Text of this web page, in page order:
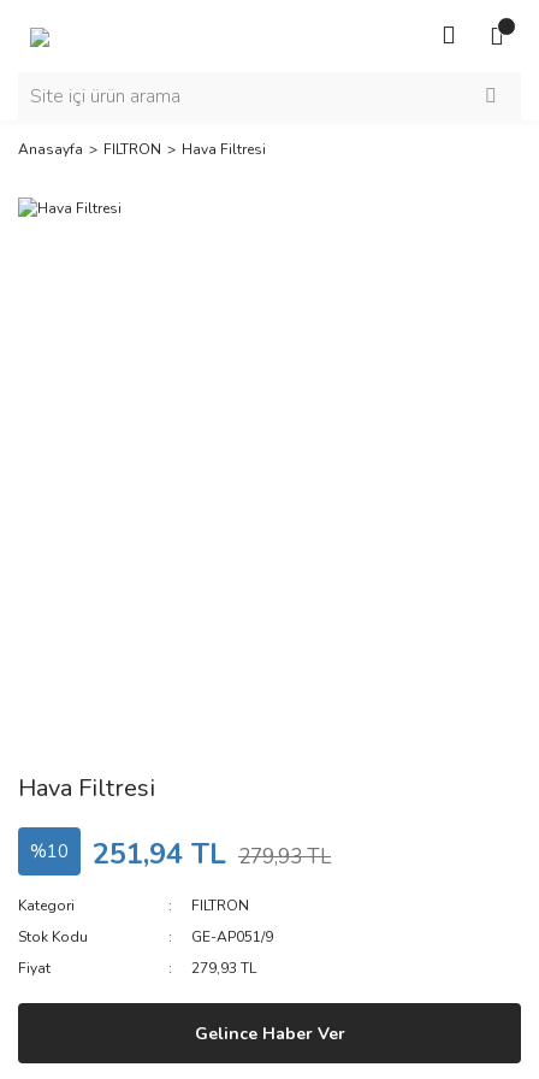
Anasayfa FILTRON Hava Filtresi
Hava Filtresi
%10 251,94 TL 279,93 TL
Kategori
FILTRON
Stok Kodu
GE-AP051/9
Fiyat
279,93 TL
Gelince Haber Ver